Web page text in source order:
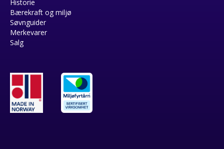
Historie
Bærekraft og miljø
Søvnguider
Merkevarer
Salg